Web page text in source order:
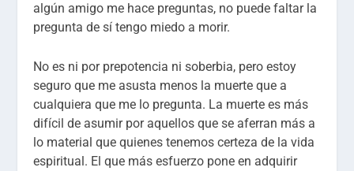
algún amigo me hace preguntas, no puede faltar la
pregunta de sí tengo miedo a morir.
No es ni por prepotencia ni soberbia, pero estoy
seguro que me asusta menos la muerte que a
cualquiera que me lo pregunta. La muerte es más
difícil de asumir por aquellos que se aferran más a
lo material que quienes tenemos certeza de la vida
espiritual. El que más esfuerzo pone en adquirir